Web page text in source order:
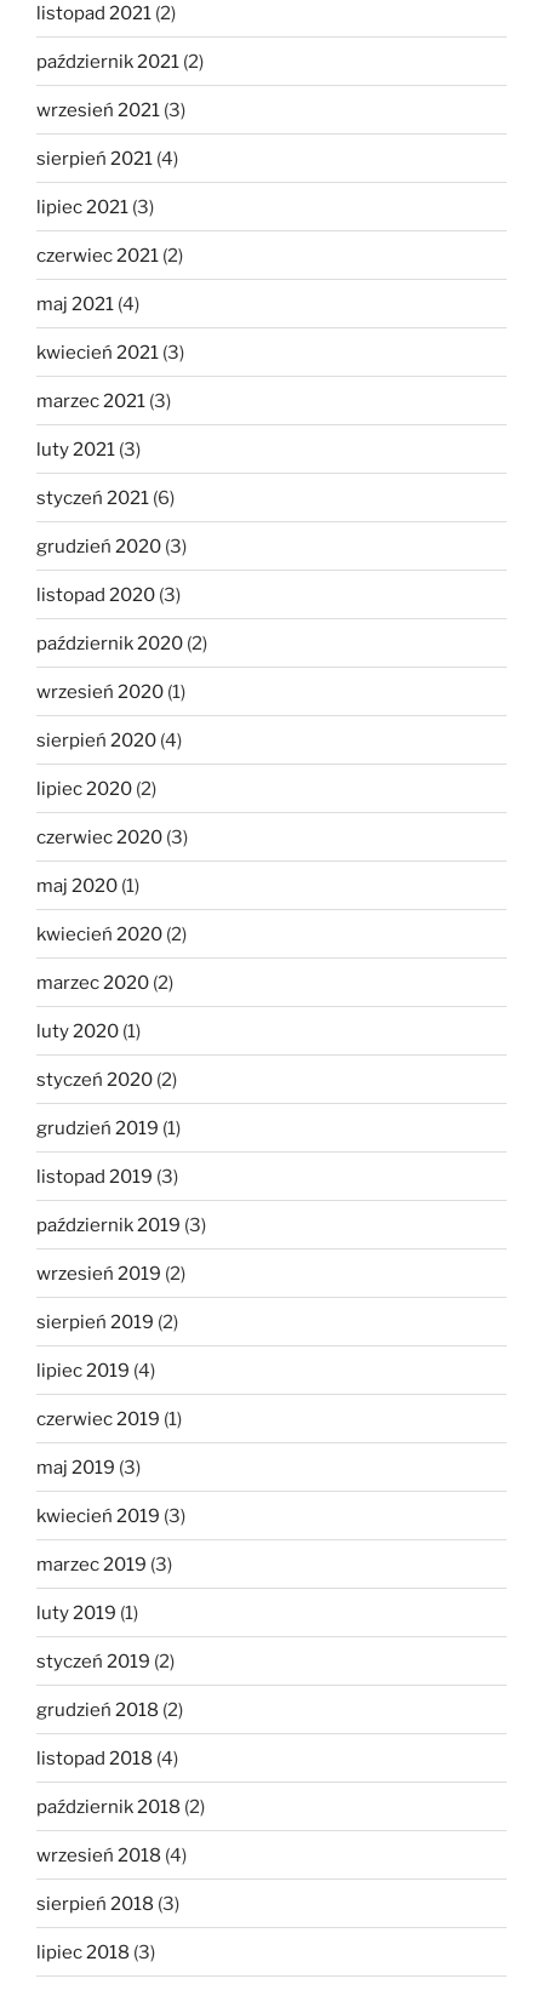
listopad 2021 (2)
październik 2021 (2)
wrzesień 2021 (3)
sierpień 2021 (4)
lipiec 2021 (3)
czerwiec 2021 (2)
maj 2021 (4)
kwiecień 2021 (3)
marzec 2021 (3)
luty 2021 (3)
styczeń 2021 (6)
grudzień 2020 (3)
listopad 2020 (3)
październik 2020 (2)
wrzesień 2020 (1)
sierpień 2020 (4)
lipiec 2020 (2)
czerwiec 2020 (3)
maj 2020 (1)
kwiecień 2020 (2)
marzec 2020 (2)
luty 2020 (1)
styczeń 2020 (2)
grudzień 2019 (1)
listopad 2019 (3)
październik 2019 (3)
wrzesień 2019 (2)
sierpień 2019 (2)
lipiec 2019 (4)
czerwiec 2019 (1)
maj 2019 (3)
kwiecień 2019 (3)
marzec 2019 (3)
luty 2019 (1)
styczeń 2019 (2)
grudzień 2018 (2)
listopad 2018 (4)
październik 2018 (2)
wrzesień 2018 (4)
sierpień 2018 (3)
lipiec 2018 (3)